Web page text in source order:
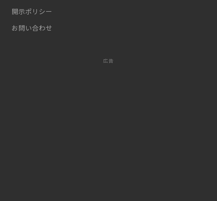
開示ポリシー
お問い合わせ
広告